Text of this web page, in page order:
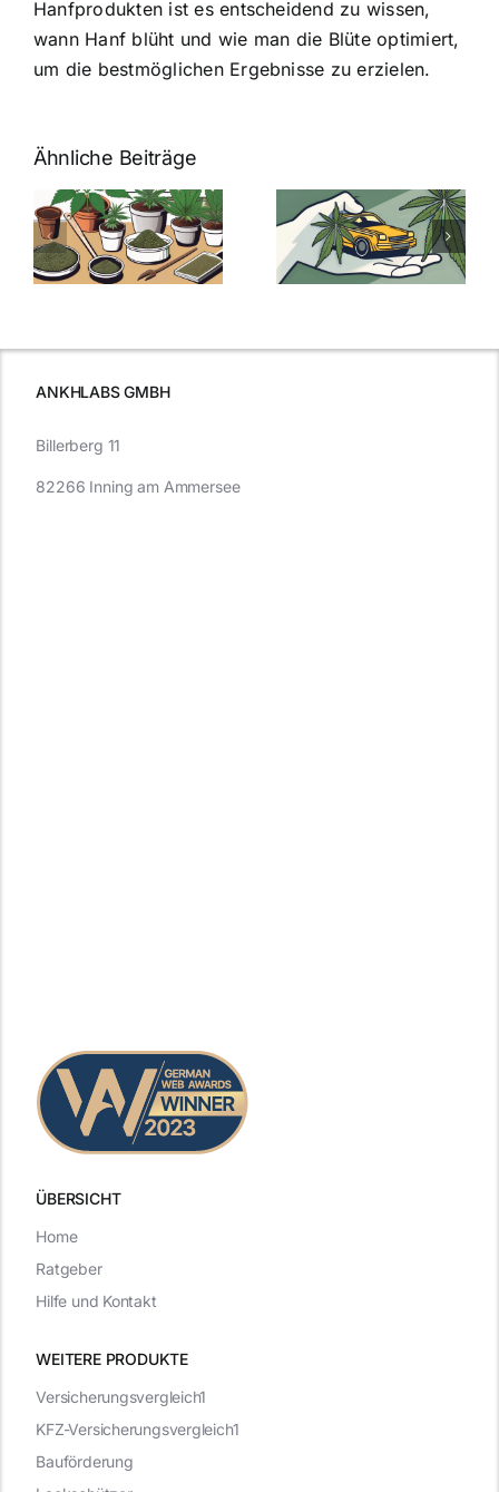
Hanfprodukten ist es entscheidend zu wissen,
wann Hanf blüht und wie man die Blüte optimiert,
um die bestmöglichen Ergebnisse zu erzielen.
Ähnliche Beiträge
Neue THC-
Grenzwert-
Regelung:
Was Sie über
Cannabis und
müssen
Cannabis
Samen
kaufen: Alles
was Sie
ANKHLABS GMBH
ÜBERSICHT
WEITERE PRODUKTE
Billerberg 11
82266 Inning am Ammersee
Versicherungsvergleich1
KFZ-Versicherungsvergleich1
Bauförderung
Home
Ratgeber
Hilfe und Kontakt